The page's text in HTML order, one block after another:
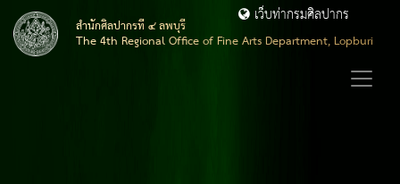
สำนักศิลปากรที่ ๔ ลพบุรี
The 4th Regional Office of Fine Arts Department, Lopburi
เว็บท่ากรมศิลปากร